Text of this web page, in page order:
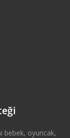
bebek, oyuncak,